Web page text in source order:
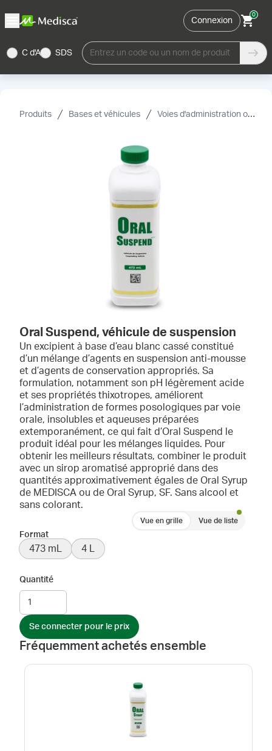
Connexion
0
C d'A SDS Entrez un code ou un nom de produit
Produits Bases et véhicules Voies d'administration orale
Oral Suspend, véhicule de suspension
Un excipient à base d’eau blanc cassé constitué
d’un mélange d’agents en suspension anti-mousse
et d’agents de conservation appropriés. Sa
formulation, notamment son pH légèrement acide
et ses propriétés thixotropes, améliorent
l’administration de formes posologiques par voie
orale, insolubles et aqueuses préparées
extemporanément, ce qui fait d’Oral Suspend le
produit idéal pour les mélanges liquides. Pour
obtenir les meilleurs résultats, combiner le produit
avec un sirop aromatisé approprié dans des
quantités approximativement égales de Oral Syrup
de MEDISCA ou de Oral Syrup, SF. Sans alcool et
sans colorant.
Vue en grille Vue de liste
Format
473 mL 4 L
Quantité
Se connecter pour le prix
Fréquemment achetés ensemble